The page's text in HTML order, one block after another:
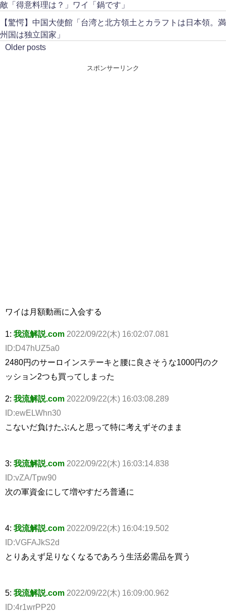
敵「得意料理は？」ワイ「鍋です」
【驚愕】中国大使館「台湾と北方領土とカラフトは日本領。満
州国は独立国家」
Older posts
スポンサーリンク
ワイは月額動画に入会する
1: 我流解説.com 2022/09/22(木) 16:02:07.081
ID:D47hUZ5a0
2480円のサーロインステーキと腰に良さそうな1000円のク
ッション2つも買ってしまった
2: 我流解説.com 2022/09/22(木) 16:03:08.289
ID:ewELWhn30
こないだ負けたぶんと思って特に考えずそのまま
3: 我流解説.com 2022/09/22(木) 16:03:14.838
ID:vZA/Tpw90
次の軍資金にして増やすだろ普通に
4: 我流解説.com 2022/09/22(木) 16:04:19.502
ID:VGFAJkS2d
とりあえず足りなくなるであろう生活必需品を買う
5: 我流解説.com 2022/09/22(木) 16:09:00.962
ID:4r1wrPP20